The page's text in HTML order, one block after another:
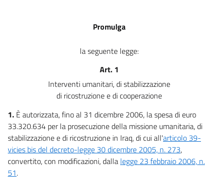
Promulga
la seguente legge:
Art. 1
Interventi umanitari, di stabilizzazione
di ricostruzione e di cooperazione
1. È autorizzata, fino al 31 dicembre 2006, la spesa di euro
33.320.634 per la prosecuzione della missione umanitaria, di
stabilizzazione e di ricostruzione in Iraq, di cui all'articolo 39-
vicies bis del decreto-legge 30 dicembre 2005, n. 273,
convertito, con modificazioni, dalla legge 23 febbraio 2006, n.
51.